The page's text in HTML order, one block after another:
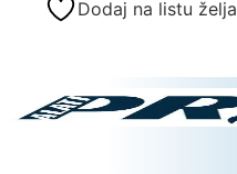
Dodaj na listu želja